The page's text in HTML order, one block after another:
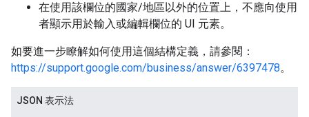
在使用該欄位的國家/地區以外的位置上，不應向使用
者顯示用於輸入或編輯欄位的 UI 元素。
如要進一步瞭解如何使用這個結構定義，請參閱：
https://support.google.com/business/answer/6397478。
JSON 表示法